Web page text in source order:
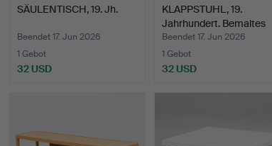
SÄULENTISCH, 19. Jh.
Beendet 17. Jun 2026
1 Gebot
32 USD
KLAPPSTUHL, 19.
Jahrhundert. Bemaltes
Kief…
Beendet 17. Jun 2026
1 Gebot
32 USD